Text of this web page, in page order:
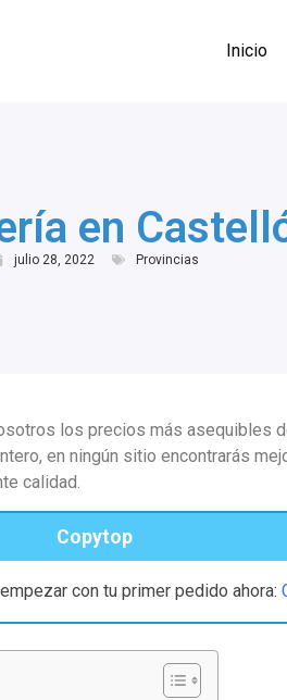
Inicio
en
julio 28, 2022 Provincias
los precios más asequibles
en ningún sitio encontrarás
calidad.
Copytop
con tu primer pedido ahora: